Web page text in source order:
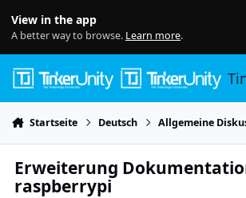
View in the app
A better way to browse. Learn more.
Startseite Deutsch Allgemeine
Erweiterung
raspberrypi